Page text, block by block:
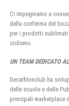
Ci impegniamo a
della conferma del
per i prodotti
ciclismo.
UN TEAM DEDICATO
Decathlonclub ha
delle scuole e delle
principali marketplace